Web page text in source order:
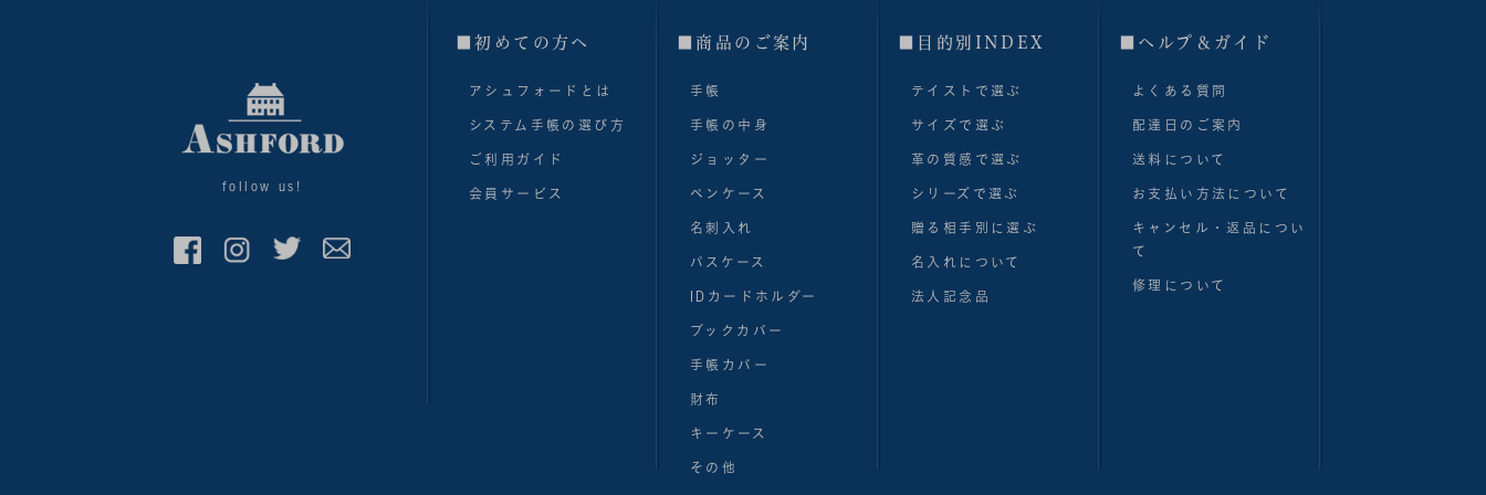
follow us!
■初めての方へ
アシュフォードとは
システム手帳の選び方
ご利用ガイド
会員サービス
■商品のご案内
手帳
手帳の中身
ジョッター
ペンケース
名刺入れ
パスケース
IDカードホルダー
ブックカバー
手帳カバー
財布
キーケース
その他
■目的別INDEX
テイストで選ぶ
サイズで選ぶ
革の質感で選ぶ
シリーズで選ぶ
贈る相手別に選ぶ
名入れについて
法人記念品
■へルプ＆ガイド
よくある質問
配達日のご案内
送料について
お支払い方法について
キャンセル・返品につい
て
修理について